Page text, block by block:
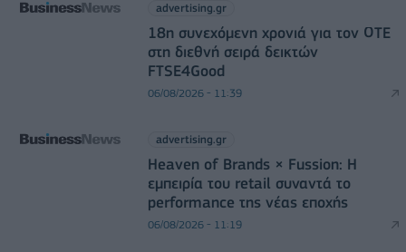
advertising.gr
18η συνεχόμενη χρονιά για τον ΟΤΕ
στη διεθνή σειρά δεικτών
FTSE4Good
06/08/2026 - 11:39
advertising.gr
Heaven of Brands × Fussion: Η
εμπειρία του retail συναντά το
performance της νέας εποχής
06/08/2026 - 11:19